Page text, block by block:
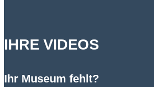
IHRE VIDEOS
Ihr Museum fehlt?